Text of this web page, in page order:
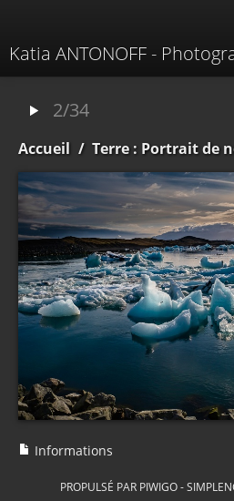
Katia ANTONOFF -
Contacter
2/34
Accueil / Terre : Portrait de
Informations
PROPULSÉ PAR PIWIGO-